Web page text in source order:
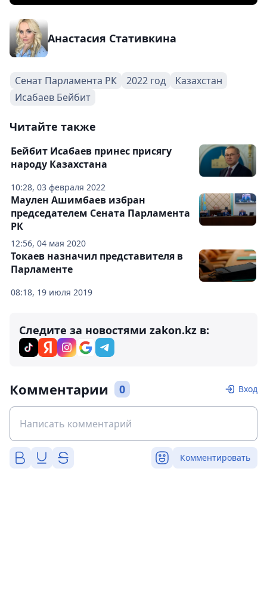
Анастасия Стативкина
Сенат Парламента РК 2022 год
Казахстан
Исабаев Бейбит
Читайте также
10:28, 03 февраля 2022
Бейбит Исабаев принес присягу
народу Казахстана
12:56, 04 мая 2020
Маулен Ашимбаев избран
председателем Сената Парламента
РК
08:18, 19 июля 2019
Токаев назначил представителя в
Парламенте
Следите за новостями zakon.kz в:
Комментарии 0 Вход
Комментировать